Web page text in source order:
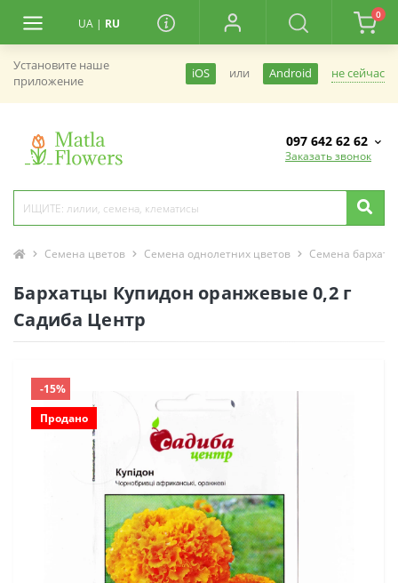
UA | RU
0
Установите наше
приложение
iOS или Android не сейчас
097 642 62 62
Заказать звонок
Семена цветов Семена однолетних цветов Семена
Бархатцы Купидон оранжевые 0,2 г
Садиба Центр
-15%
Продано